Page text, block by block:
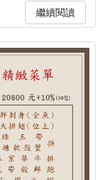
繼續閱讀